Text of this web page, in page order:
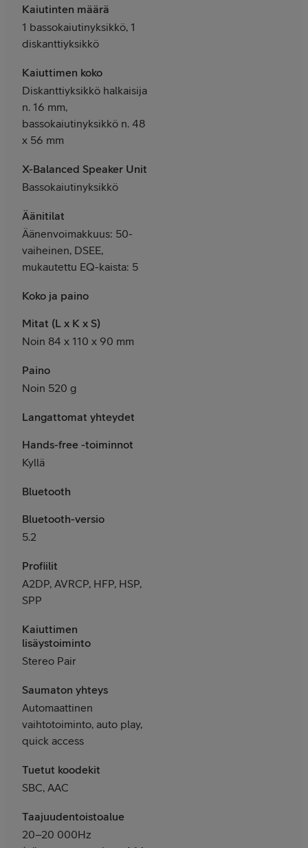
Kaiutinten määrä
1 bassokaiutinyksikkö, 1
diskanttiyksikkö
Kaiuttimen koko
Diskanttiyksikkö halkaisija
n. 16 mm,
bassokaiutinyksikkö n. 48
x 56 mm
X-Balanced Speaker Unit
Bassokaiutinyksikkö
Äänitilat
Äänenvoimakkuus: 50-
vaiheinen, DSEE,
mukautettu EQ-kaista: 5
Koko ja paino
Mitat (L x K x S)
Noin 84 x 110 x 90 mm
Paino
Noin 520 g
Langattomat yhteydet
Hands-free -toiminnot
Kyllä
Bluetooth
Bluetooth-versio
5.2
Profiilit
A2DP, AVRCP, HFP, HSP,
SPP
Kaiuttimen
lisäystoiminto
Stereo Pair
Saumaton yhteys
Automaattinen
vaihtotoiminto, auto play,
quick access
Tuetut koodekit
SBC, AAC
Taajuudentoistoalue
20–20 000Hz